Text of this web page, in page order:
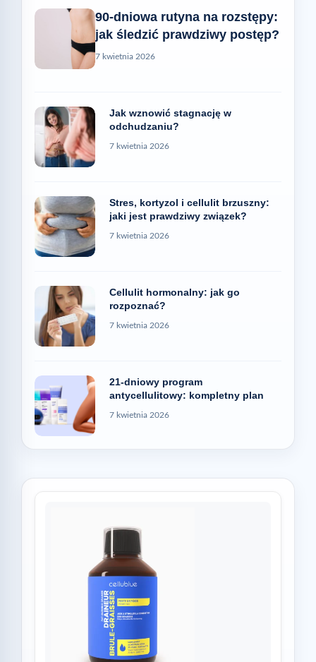
90-dniowa rutyna na rozstępy:
jak śledzić prawdziwy postęp?
7 kwietnia 2026
Jak wznowić stagnację w
odchudzaniu?
7 kwietnia 2026
Stres, kortyzol i cellulit brzuszny:
jaki jest prawdziwy związek?
7 kwietnia 2026
Cellulit hormonalny: jak go
rozpoznać?
7 kwietnia 2026
21-dniowy program
antycellulitowy: kompletny plan
7 kwietnia 2026